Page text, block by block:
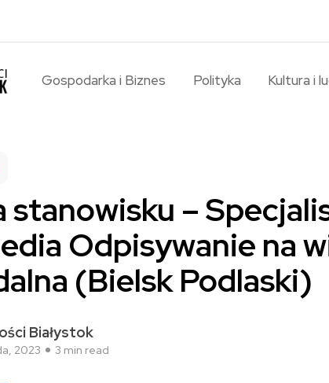
Gospodarka i Biznes Polityka Kultura i
stanowisku –
Odpisywanie na
(Bielsk Podlaski)
Białystok
2023 3 min read